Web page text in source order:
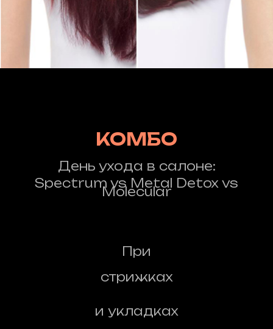
КОМБО
День ухода в салоне:
Spectrum vs Metal Detox vs
Molecular
При
стрижках
и укладках